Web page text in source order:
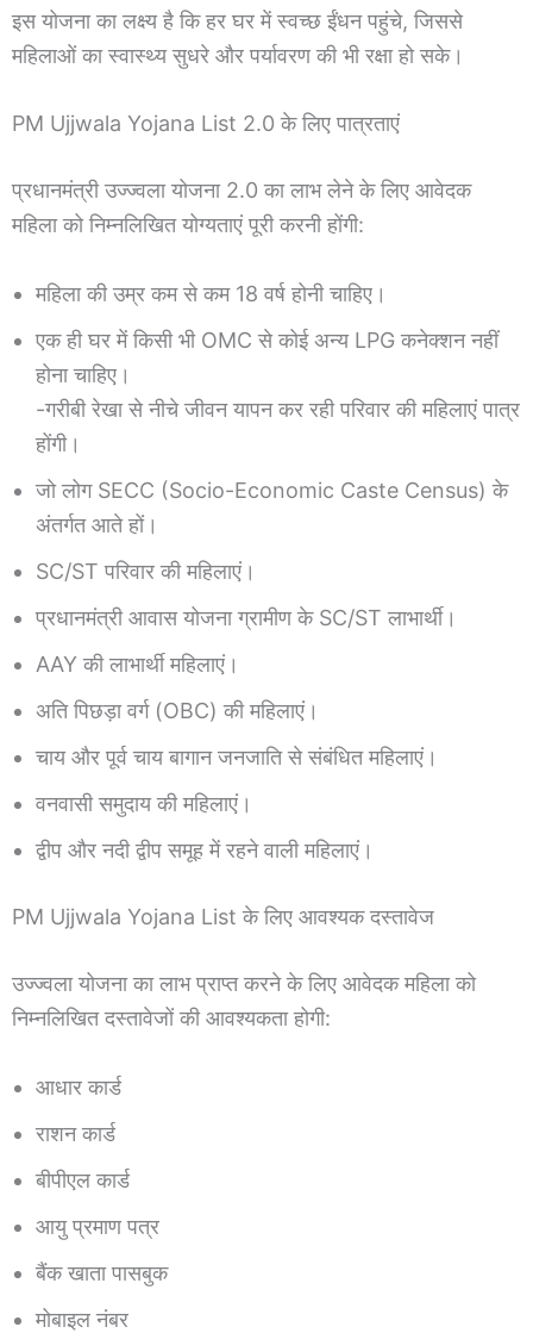
इस योजना का लक्ष्य है कि हर घर में स्वच्छ ईंधन पहुंचे, जिससे
महिलाओं का स्वास्थ्य सुधरे और पर्यावरण की भी रक्षा हो सके।
PM Ujjwala Yojana List 2.0 के लिए पात्रताएं
प्रधानमंत्री उज्ज्वला योजना 2.0 का लाभ लेने के लिए आवेदक
महिला को निम्नलिखित योग्यताएं पूरी करनी होंगी:
महिला की उम्र कम से कम 18 वर्ष होनी चाहिए।
एक ही घर में किसी भी OMC से कोई अन्य LPG कनेक्शन नहीं
होना चाहिए।
-गरीबी रेखा से नीचे जीवन यापन कर रही परिवार की महिलाएं पात्र
होंगी।
जो लोग SECC (Socio-Economic Caste Census) के
अंतर्गत आते हों।
SC/ST परिवार की महिलाएं।
प्रधानमंत्री आवास योजना ग्रामीण के SC/ST लाभार्थी।
AAY की लाभार्थी महिलाएं।
अति पिछड़ा वर्ग (OBC) की महिलाएं।
चाय और पूर्व चाय बागान जनजाति से संबंधित महिलाएं।
वनवासी समुदाय की महिलाएं।
द्वीप और नदी द्वीप समूह में रहने वाली महिलाएं।
PM Ujjwala Yojana List के लिए आवश्यक दस्तावेज
उज्ज्वला योजना का लाभ प्राप्त करने के लिए आवेदक महिला को
निम्नलिखित दस्तावेजों की आवश्यकता होगी:
आधार कार्ड
राशन कार्ड
बीपीएल कार्ड
आयु प्रमाण पत्र
बैंक खाता पासबुक
मोबाइल नंबर